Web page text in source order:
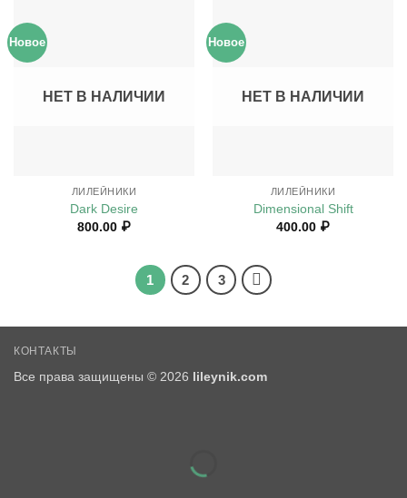
Новое
НЕТ В НАЛИЧИИ
ЛИЛЕЙНИКИ
Dark Desire
800.00 ₽
Новое
НЕТ В НАЛИЧИИ
ЛИЛЕЙНИКИ
Dimensional Shift
400.00 ₽
1 2 3
КОНТАКТЫ
Все права защищены © 2026 lileynik.com